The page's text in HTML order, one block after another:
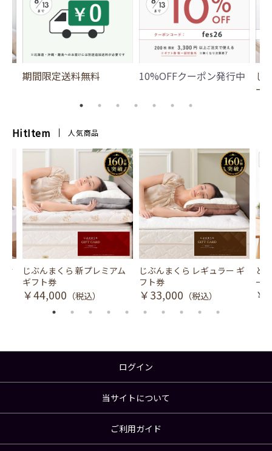
期間限定送料無料 10%OFFクーポン発行中
じ
ー
HitItem 人気商品
冷
じぶんまくら 新プレミアム
ギフト券
￥44,000 （税込）
じぶんまくら レギュラー ギ
フト券
￥33,000 （税込）
と
ース
￥
ログイン
当サイトについて
ご利用ガイド